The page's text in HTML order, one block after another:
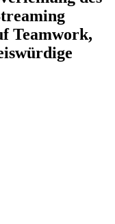
Teamwork,